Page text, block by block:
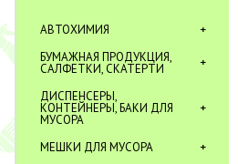
АВТОХИМИЯ
БУМАЖНАЯ ПРОДУКЦИЯ,
САЛФЕТКИ, СКАТЕРТИ
ДИСПЕНСЕРЫ,
КОНТЕЙНЕРЫ, БАКИ ДЛЯ
МУСОРА
МЕШКИ ДЛЯ МУСОРА